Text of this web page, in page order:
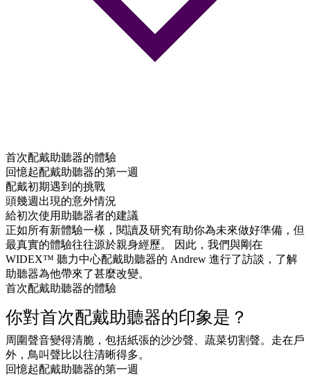
首次配戴助聽器的體驗
回憶起配戴助聽器的第一週
配戴初期遇到的挑戰
頭幾週出現的意外情況
給初次使用助聽器者的建議
正如所有新體驗一樣，閱讀及研究有助你為未來做好準備，但
最真實的體驗往往源於親身經歷。 因此，我們與剛在
WIDEX™ 聽力中心配戴助聽器的 Andrew 進行了訪談，了解
助聽器為他帶來了甚麼改變。
首次配戴助聽器的體驗
你對首次配戴助聽器的印象是？
周圍聲音變得清脆，包括紙張的沙沙聲、蔬菜切割聲。走在戶
外，鳥叫聲比以往清晰得多。
回憶起配戴助聽器的第一週